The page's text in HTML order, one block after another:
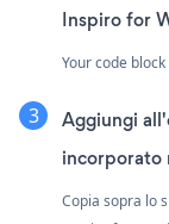
Inspiro for
Your code
Aggiungi
incorporato
Copia sopra lo